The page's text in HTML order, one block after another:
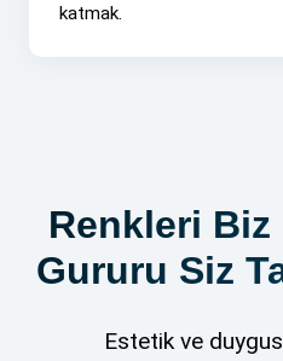
katmak.
Renkleri
Gururu Siz
Estetik ve